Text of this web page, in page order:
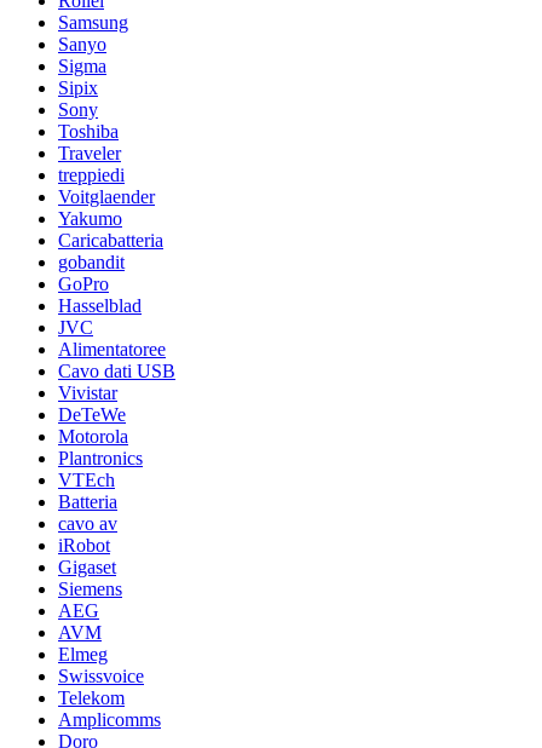
Samsung
Sanyo
Sigma
Sipix
Sony
Toshiba
Traveler
treppiedi
Voitglaender
Yakumo
Caricabatteria
gobandit
GoPro
Hasselblad
JVC
Alimentatoree
Cavo dati USB
Vivistar
DeTeWe
Motorola
Plantronics
VTEch
Batteria
cavo av
iRobot
Gigaset
Siemens
AEG
AVM
Elmeg
Swissvoice
Telekom
Amplicomms
Doro